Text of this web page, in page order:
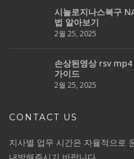
시놀로지나스복구
법 알아보기
2월 25, 2025
손상된영상 rsv
가이드
2월 25, 2025
CONTACT US
지사별 업무 시간은 자율적으로